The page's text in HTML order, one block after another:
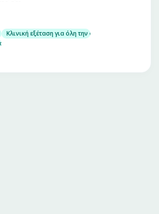
Κλινική εξέταση για όλη την οικογένεια
Έκδοση παραπεμπτικών για εργαστηριακές